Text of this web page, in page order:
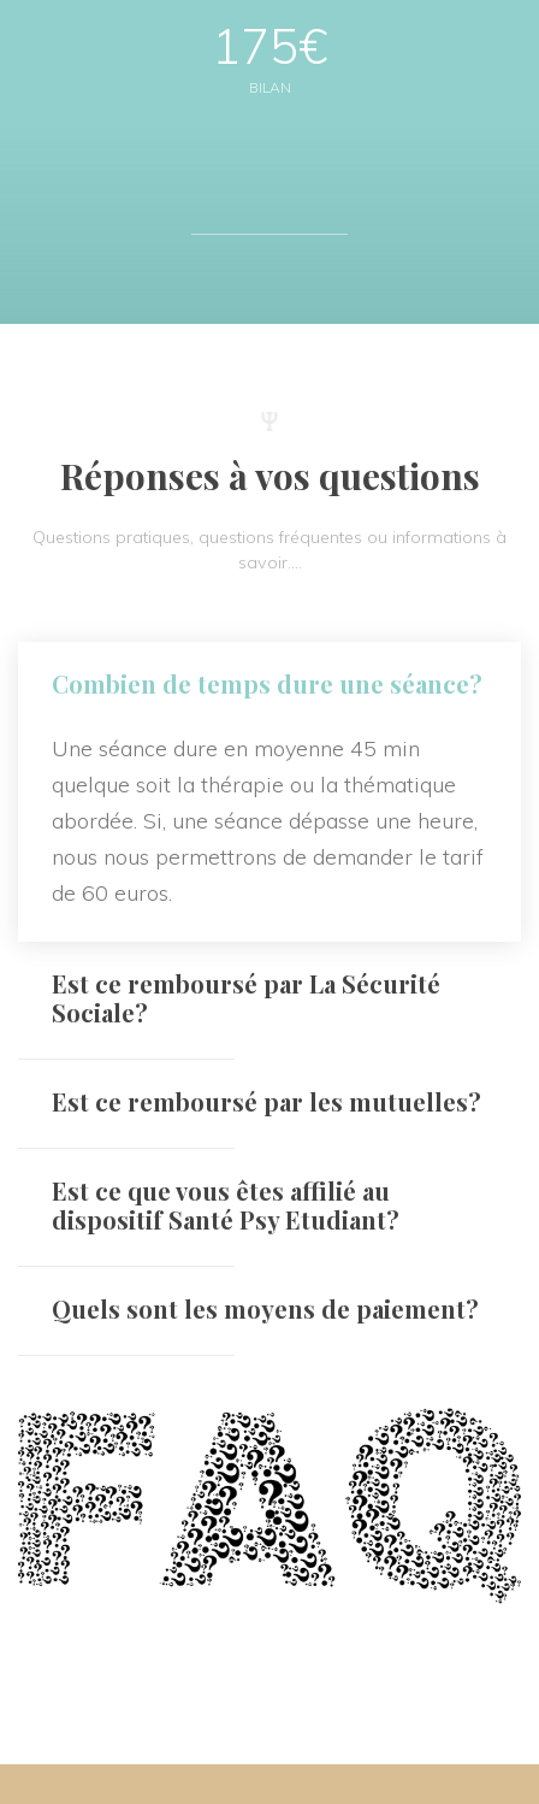
175€
BILAN
Réponses à vos questions
Questions pratiques, questions fréquentes ou informations à
savoir….
Combien de temps dure une séance?
Une séance dure en moyenne 45 min
quelque soit la thérapie ou la thématique
abordée. Si, une séance dépasse une heure,
nous nous permettrons de demander le tarif
de 60 euros.
Est ce remboursé par La Sécurité
Sociale?
Est ce remboursé par les mutuelles?
Est ce que vous êtes affilié au
dispositif Santé Psy Etudiant?
Quels sont les moyens de paiement?